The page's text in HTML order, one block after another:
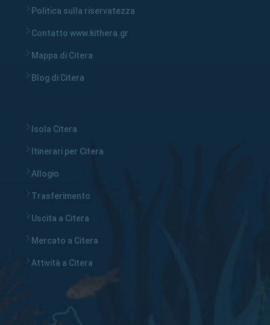
Politica sulla riservatezza
Contatto www.kithera.gr
Mappa di Citera
Blog di Citera
Isola Citera
Itinerari per Citera
Allogio
Trasferimento
Uscita a Citera
Mercato a Citera
Attività a Citera